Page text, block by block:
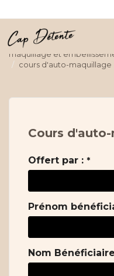
maquillage et
cours d'auto-maquillage
Cours
Offert par : *
Prénom
Nom